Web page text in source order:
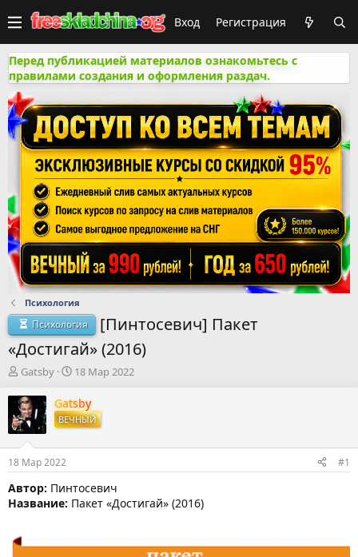
Вход Регистрация
Перед публикацией материалов ознакомьтесь с
правилами создания и оформления раздач.
Психология
Психология
[Пинтосевич] Пакет
«Достигай» (2016)
А
т
о
р
т
е
м
ы
Gatsby
Д
т
а
н
а
л
а
18 Мар 2022
Gatsby
ВЕЧНЫЙ
18 Мар 2022 #1
Автор: Пинтосевич
Название: Пакет «Достигай» (2016)